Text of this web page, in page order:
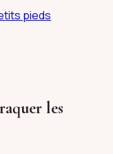
pieds
les